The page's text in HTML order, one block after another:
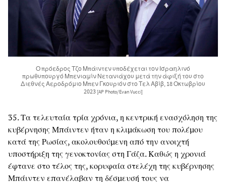
Ο πρόεδρος Τζο Μπάιντεν υποδέχεται τον Ισραηλινό
πρωθυπουργό Μπενιαμίν Νετανιάχου μετά την άφιξή του στο
Διεθνές Αεροδρόμιο Μπεν Γκουριόν στο Τελ Αβίβ, 18 Οκτωβρίου
2023 [AP Photo/Evan Vucci]
35. Τα τελευταία τρία χρόνια, η κεντρική ενασχόληση της
κυβέρνησης Μπάιντεν ήταν η κλιμάκωση του πολέμου
κατά της Ρωσίας, ακολουθούμενη από την ανοιχτή
υποστήριξη της γενοκτονίας στη Γάζα. Καθώς η χρονιά
έφτανε στο τέλος της, κορυφαία στελέχη της κυβέρνησης
Μπάιντεν επανέλαβαν τη δέσμευσή τους να